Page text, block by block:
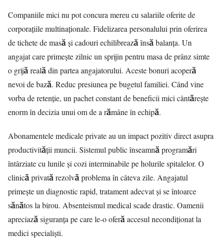
Companiile mici nu pot concura mereu cu salariile oferite de
corporațiile multinaționale. Fidelizarea personalului prin oferirea
de tichete de masă și cadouri echilibrează însă balanța. Un
angajat care primește zilnic un sprijin pentru masa de prânz simte
o grijă reală din partea angajatorului. Aceste bonuri acoperă
nevoi de bază. Reduc presiunea pe bugetul familiei. Când vine
vorba de retenție, un pachet constant de beneficii mici cântărește
enorm în decizia unui om de a rămâne în echipă.
Abonamentele medicale private au un impact pozitiv direct asupra
productivității muncii. Sistemul public înseamnă programări
întârziate cu lunile și cozi interminabile pe holurile spitalelor. O
clinică privată rezolvă problema în câteva zile. Angajatul
primește un diagnostic rapid, tratament adecvat și se întoarce
sănătos la birou. Absenteismul medical scade drastic. Oamenii
apreciază siguranța pe care le-o oferă accesul necondiționat la
medici specialiști.